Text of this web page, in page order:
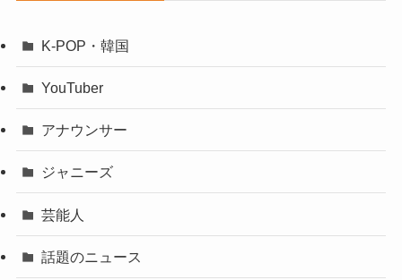
K-POP・韓国
YouTuber
アナウンサー
ジャニーズ
芸能人
話題のニュース